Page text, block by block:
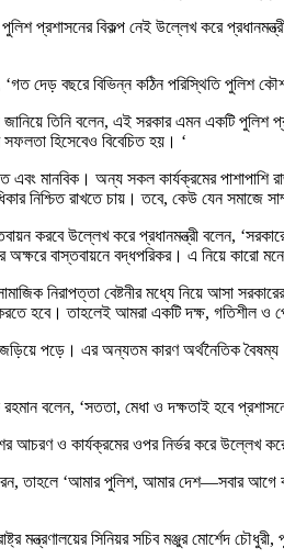
প্রশাসনের বিকল্প নেই উল্লেখ করে
‘গত দেড় বছরে বিভিন্ন কঠিন পরিস্থিতি পুলিশ
জানিয়ে তিনি বলেন, এই সরকার এমন একটি
হিসেবেও বিবেচিত হয়। ‘
এবং মানবিক। অন্য সকল কার্যক্রমের
নিশ্চিত রাখতে চায়। তবে, কেউ যেন সমাজে
করবে উল্লেখ করে প্রধানমন্ত্রী বলেন,
অক্ষরে বাস্তবায়নে বদ্ধপরিকর। এ নিয়ে কারো
নিরাপত্তা বেষ্টনীর মধ্যে নিয়ে আসা
হবে। তাহলেই আমরা একটি দক্ষ, গতিশীল ও
জড়িয়ে পড়ে। এর অন্যতম কারণ অর্থনৈতিক
বলেন, ‘সততা, মেধা ও দক্ষতাই হবে
ও কার্যক্রমের ওপর নির্ভর করে উল্লেখ করে
তাহলে ‘আমার পুলিশ, আমার দেশ—সবার
মন্ত্রণালয়ের সিনিয়র সচিব মঞ্জুর